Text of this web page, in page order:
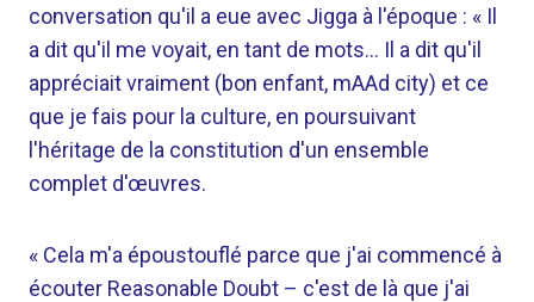
conversation qu'il a eue avec Jigga à l'époque : « Il
a dit qu'il me voyait, en tant de mots… Il a dit qu'il
appréciait vraiment (bon enfant, mAAd city) et ce
que je fais pour la culture, en poursuivant
l'héritage de la constitution d'un ensemble
complet d'œuvres.
« Cela m'a époustouflé parce que j'ai commencé à
écouter Reasonable Doubt – c'est de là que j'ai